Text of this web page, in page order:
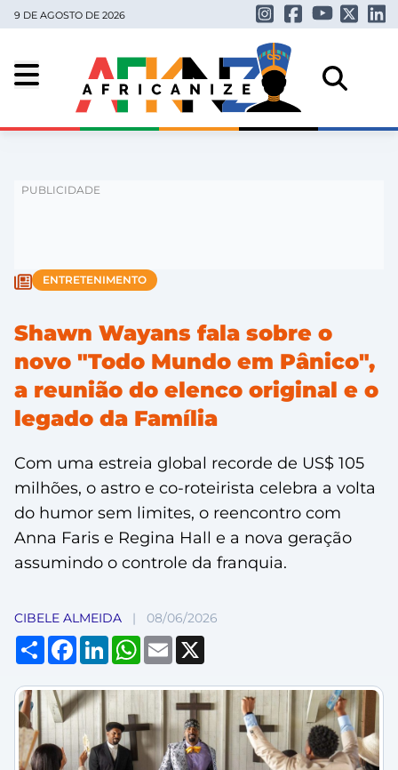
9 DE AGOSTO DE 2026
ENTRETENIMENTO
Shawn Wayans fala sobre o
novo "Todo Mundo em Pânico",
a reunião do elenco original e o
legado da Família
Com uma estreia global recorde de US$ 105
milhões, o astro e co-roteirista celebra a volta
do humor sem limites, o reencontro com
Anna Faris e Regina Hall e a nova geração
assumindo o controle da franquia.
CIBELE ALMEIDA | 08/06/2026
Compartilhar
Facebook
LinkedInWhatsApp
Email